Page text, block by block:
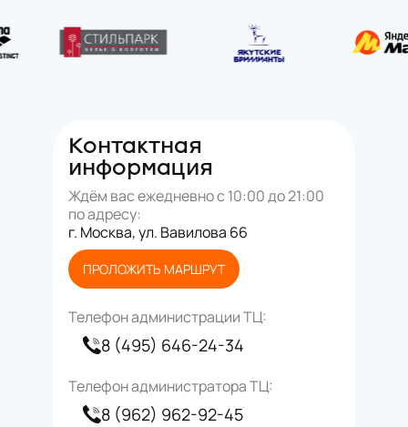
Контактная
информация
Ждём вас ежедневно с 10:00 до 21:00
по адресу:
г. Москва, ул. Вавилова 66
ПРОЛОЖИТЬ МАРШРУТ
Телефон администрации ТЦ:
8 (495) 646-24-34
Телефон администратора ТЦ:
8 (962) 962-92-45